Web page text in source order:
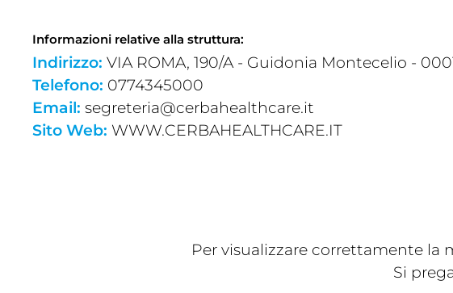
Informazioni relative alla struttura:
Indirizzo: VIA ROMA, 190/A - Guidonia Montecelio -
Telefono: 0774345000
Email: segreteria@cerbahealthcare.it
Sito Web: WWW.CERBAHEALTHCARE.IT
Per visualizzare correttamente la
Si